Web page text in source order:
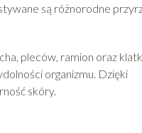
są różnorodne
pleców, ramion oraz
organizmu. Dzięki
skóry.